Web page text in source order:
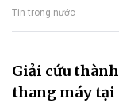
Tin trong nước
Giải cứu
thang máy tại